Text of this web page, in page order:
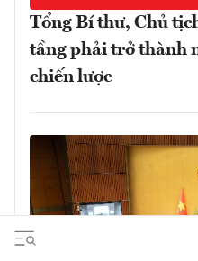
Tổng Bí thư, Chủ
tầng phải trở thành
chiến lược